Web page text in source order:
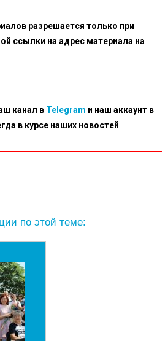
разрешается только при
ссылки на адрес материала на
канал в Telegram и наш аккаунт в
в курсе наших новостей
по этой теме: